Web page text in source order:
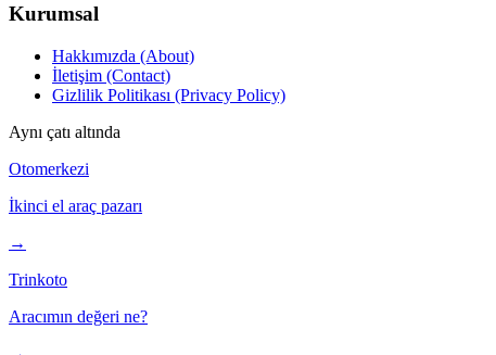
Kurumsal
Hakkımızda (About)
İletişim (Contact)
Gizlilik Politikası (Privacy Policy)
Aynı çatı altında
Otomerkezi
İkinci el araç pazarı
→
Trinkoto
Aracımın değeri ne?